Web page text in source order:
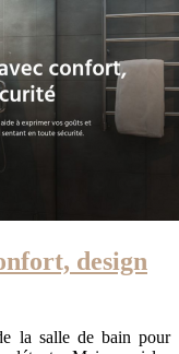
design
la salle de bain pour